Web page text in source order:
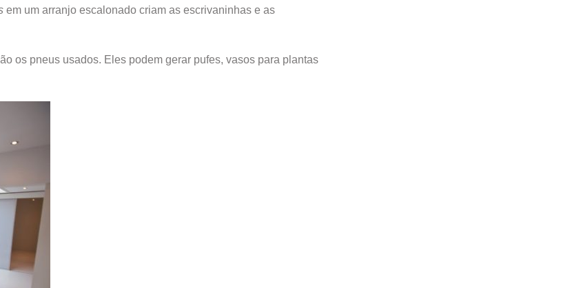
em um arranjo escalonado criam as escrivaninhas e as
os pneus usados. Eles podem gerar pufes, vasos para plantas